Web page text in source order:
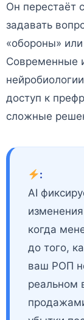
Он перестаёт
задавать
«обороны»
Современные
доступ к
сложные
:
AI
когда
до того,
ваш РОП
реальном